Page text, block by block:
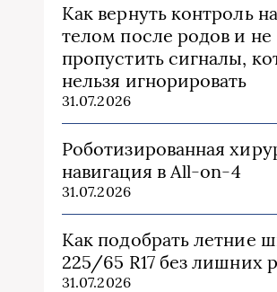
Как вернуть контроль
телом после родов и не
пропустить сигналы,
нельзя игнорировать
31.07.2026
Роботизированная
навигация в All-on-4
31.07.2026
Как подобрать летние
225/65 R17 без лишних
31.07.2026